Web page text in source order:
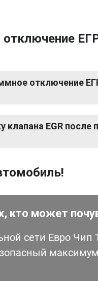
отключение
клапана EGR после
кто может
сети Евро Чип